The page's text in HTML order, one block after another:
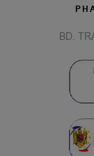
BD.